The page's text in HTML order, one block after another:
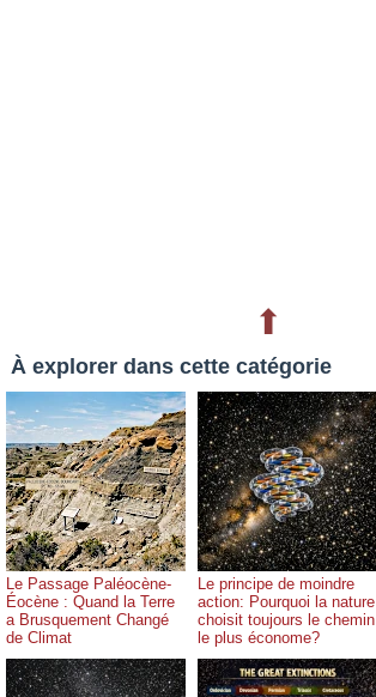
⬆
À explorer dans cette catégorie
Le Passage Paléocène-
Éocène : Quand la Terre
a Brusquement Changé
de Climat
Le principe de moindre
action: Pourquoi la nature
choisit toujours le chemin
le plus économe?